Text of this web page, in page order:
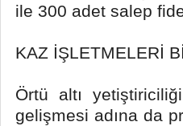
ile 300 adet salep
KAZ İŞLETMELERİ
Örtü altı
gelişmesi adına da